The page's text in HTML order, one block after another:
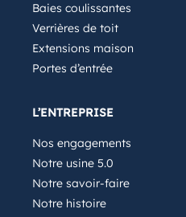
Baies coulissantes
Verrières de toit
Extensions maison
Portes d’entrée
L’ENTREPRISE
Nos engagements
Notre usine 5.0
Notre savoir-faire
Notre histoire